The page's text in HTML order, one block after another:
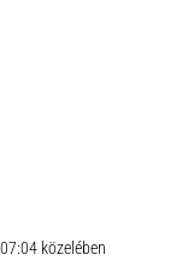
közelében